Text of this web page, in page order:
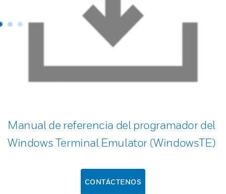
Manual de referencia del programador del
Windows Terminal Emulator (WindowsTE)
CONTÁCTENOS